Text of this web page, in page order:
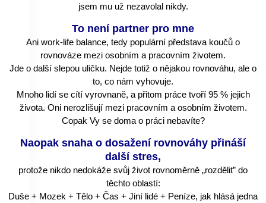
jsem mu už nezavolal nikdy.
To není partner pro mne
Ani work-life balance, tedy populární představa koučů o
rovnováze mezi osobním a pracovním životem.
Jde o další slepou uličku. Nejde totiž o nějakou rovnováhu, ale o
to, co nám vyhovuje.
Mnoho lidí se cítí vyrovnaně, a přitom práce tvoří 95 % jejich
života. Oni nerozlišují mezi pracovním a osobním životem.
Copak Vy se doma o práci nebavíte?
Naopak snaha o dosažení rovnováhy přináší
další stres,
protože nikdo nedokáže svůj život rovnoměrně „rozdělit” do
těchto oblastí:
Duše + Mozek + Tělo + Čas + Jiní lidé + Peníze, jak hlásá jedna